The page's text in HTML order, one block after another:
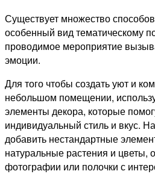
Существует множество
особенный вид тематическому
проводимое мероприятие
эмоции.
Для того чтобы создать уют и
небольшом помещении,
элементы декора, которые
индивидуальный стиль и вкус.
добавить нестандартные
натуральные растения и цветы,
фотографии или полочки с